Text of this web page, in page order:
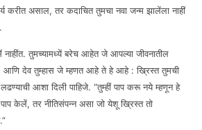
करीत असाल, तर कदाचित तुमचा नवा जन्म झालेंला नाहीं
तुमच्यामध्यें बरेच आहेत जे आपल्या जीवनातील
आणि देव तुम्हास जे म्हणत आहे ते हे आहे : ख्रिस्त तुमची
लढण्याची आशा दिली पाहिजे. “तुम्हीं पाप करू नये म्हणून हे
पाप केलें, तर नीतिसंपन्न असा जो येशू ख्रिस्त तो